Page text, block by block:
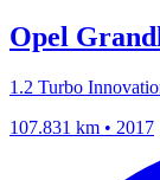
Opel
1.2 Turbo
107.831 km • 2017